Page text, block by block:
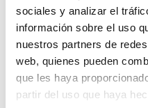
sociales y analizar el
información sobre el uso
nuestros partners de
web, quienes pueden
que les haya
partir del uso que haya
EnInfantil Masculino
Preferente: N.B. Xàtiva B
impusieron claramente
semifinales que decidía a
Y en Infantil Femenino